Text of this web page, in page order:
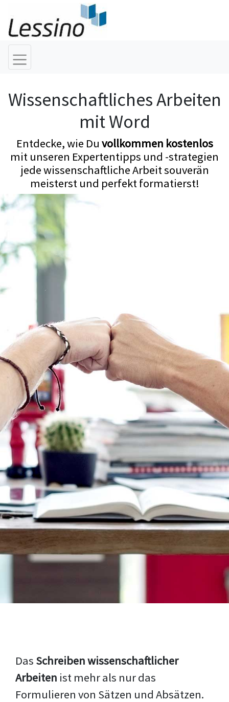
Wissenschaftliches Arbeiten
mit Word
Entdecke, wie Du vollkommen kostenlos
mit unseren Expertentipps und -strategien
jede wissenschaftliche Arbeit souverän
meisterst und perfekt formatierst!
Das Schreiben wissenschaftlicher
Arbeiten ist mehr als nur das
Formulieren von Sätzen und Absätzen.